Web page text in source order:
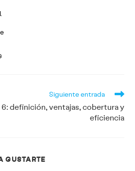
Siguiente entrada
6: definición, ventajas, cobertura y
eficiencia
GUSTARTE